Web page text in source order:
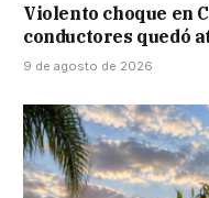
Violento choque en
conductores quedó
9 de agosto de 2026